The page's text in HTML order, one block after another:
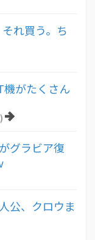
れ買う。ち
機がたくさん
グラビア復
公、クロウま